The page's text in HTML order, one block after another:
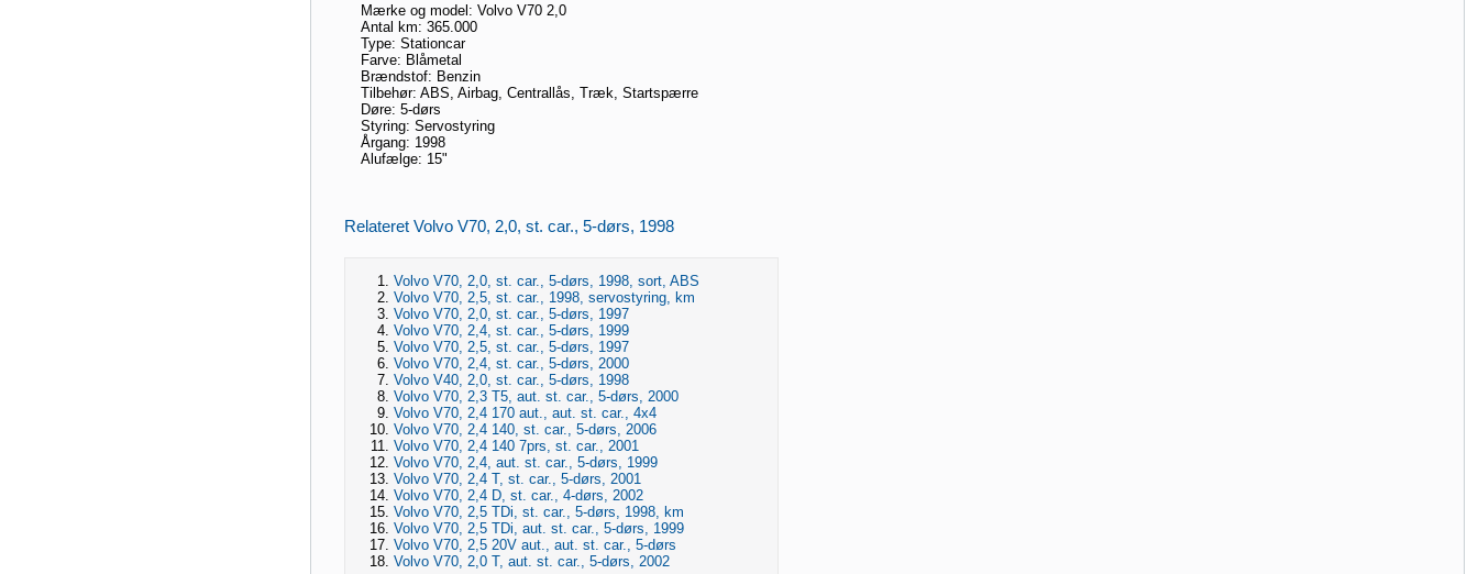
Mærke og model: Volvo V70 2,0
Antal km: 365.000
Type: Stationcar
Farve: Blåmetal
Brændstof: Benzin
Tilbehør: ABS, Airbag, Centrallås, Træk, Startspærre
Døre: 5-dørs
Styring: Servostyring
Årgang: 1998
Alufælge: 15"
Relateret Volvo V70, 2,0, st. car., 5-dørs, 1998
Volvo V70, 2,0, st. car., 5-dørs, 1998, sort, ABS
Volvo V70, 2,5, st. car., 1998, servostyring, km
Volvo V70, 2,0, st. car., 5-dørs, 1997
Volvo V70, 2,4, st. car., 5-dørs, 1999
Volvo V70, 2,5, st. car., 5-dørs, 1997
Volvo V70, 2,4, st. car., 5-dørs, 2000
Volvo V40, 2,0, st. car., 5-dørs, 1998
Volvo V70, 2,3 T5, aut. st. car., 5-dørs, 2000
Volvo V70, 2,4 170 aut., aut. st. car., 4x4
Volvo V70, 2,4 140, st. car., 5-dørs, 2006
Volvo V70, 2,4 140 7prs, st. car., 2001
Volvo V70, 2,4, aut. st. car., 5-dørs, 1999
Volvo V70, 2,4 T, st. car., 5-dørs, 2001
Volvo V70, 2,4 D, st. car., 4-dørs, 2002
Volvo V70, 2,5 TDi, st. car., 5-dørs, 1998, km
Volvo V70, 2,5 TDi, aut. st. car., 5-dørs, 1999
Volvo V70, 2,5 20V aut., aut. st. car., 5-dørs
Volvo V70, 2,0 T, aut. st. car., 5-dørs, 2002